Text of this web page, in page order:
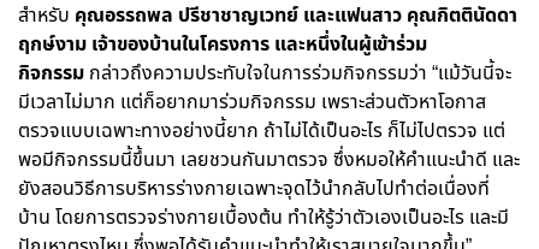
สำหรับ คุณอรรถพล ปรีชาชาญเวทย์ และแฟนสาว คุณกิตตินัดดา
ฤกษ์งาม เจ้าของบ้านในโครงการ และหนึ่งในผู้เข้าร่วม
กิจกรรม กล่าวถึงความประทับใจในการร่วมกิจกรรมว่า “แม้วันนี้จะ
มีเวลาไม่มาก แต่ก็อยากมาร่วมกิจกรรม เพราะส่วนตัวหาโอกาส
ตรวจแบบเฉพาะทางอย่างนี้ยาก ถ้าไม่ได้เป็นอะไร ก็ไม่ไปตรวจ แต่
พอมีกิจกรรมนี้ขึ้นมา เลยชวนกันมาตรวจ ซึ่งหมอให้คำแนะนำดี และ
ยังสอนวิธีการบริหารร่างกายเฉพาะจุดไว้นำกลับไปทำต่อเนื่องที่
บ้าน โดยการตรวจร่างกายเบื้องต้น ทำให้รู้ว่าตัวเองเป็นอะไร และมี